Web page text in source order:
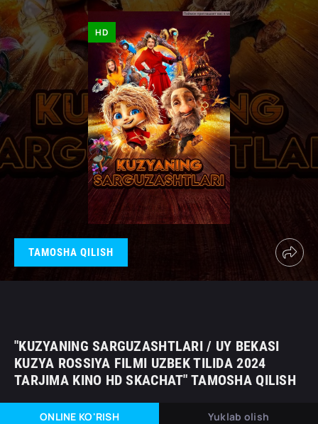
HD
TAMOSHA QILISH
"KUZYANING SARGUZASHTLARI / UY BEKASI
KUZYA ROSSIYA FILMI UZBEK TILIDA 2024
TARJIMA KINO HD SKACHAT" TAMOSHA QILISH
ONLINE KO'RISH Yuklab olish